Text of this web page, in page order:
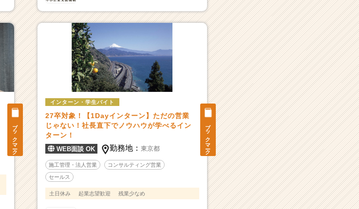
ブックマーク ブックマーク
インターン・学生バイト
27卒対象！【1Dayインターン】ただの営業
じゃない！社長直下でノウハウが学べるイン
ターン！
WEB面談 OK 勤務地：東京都
施工管理・法人営業 コンサルティング営業
セールス
土日休み 起業志望歓迎 残業少なめ